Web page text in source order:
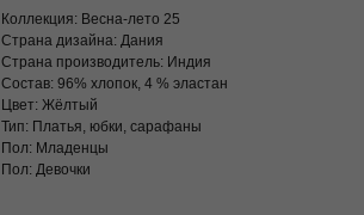
Коллекция: Весна-лето 25
Страна дизайна: Дания
Страна производитель: Индия
Состав: 96% хлопок, 4 % эластан
Цвет: Жёлтый
Тип: Платья, юбки, сарафаны
Пол: Младенцы
Пол: Девочки